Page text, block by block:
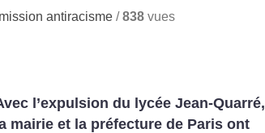
antiracisme /838 vues
l’expulsion du lycée Jean-Quarré,
mairie et la préfecture de Paris ont